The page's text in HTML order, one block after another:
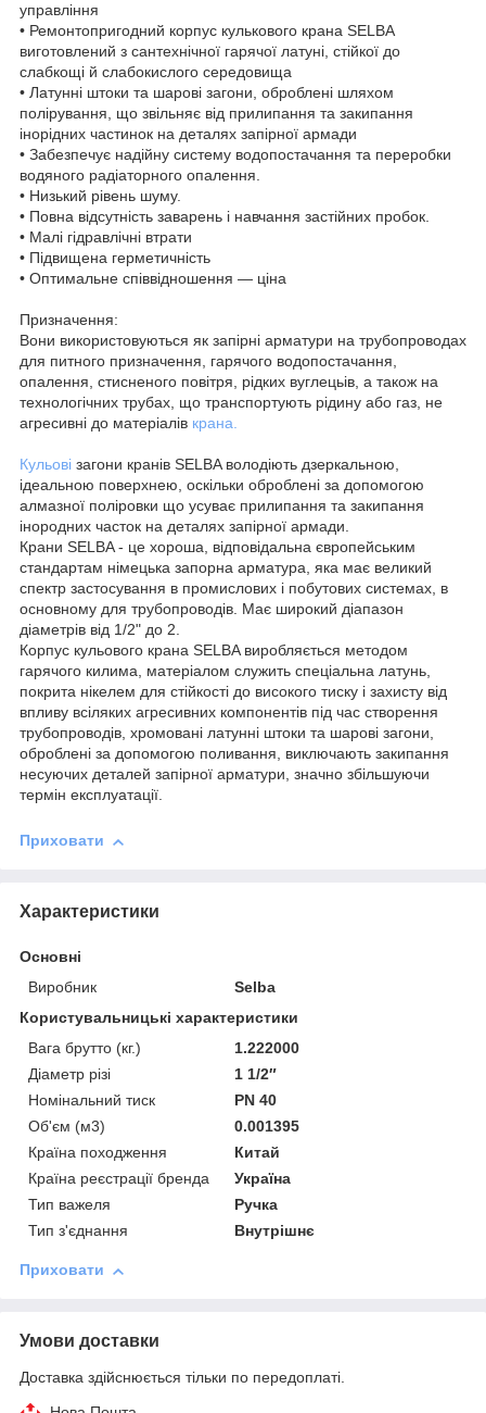
управління
• Ремонтопригодний корпус кулькового крана SELBA
виготовлений з сантехнічної гарячої латуні, стійкої до
слабкощі й слабокислого середовища
• Латунні штоки та шарові загони, оброблені шляхом
полірування, що звільняє від прилипання та закипання
інорідних частинок на деталях запірної армади
• Забезпечує надійну систему водопостачання та переробки
водяного радіаторного опалення.
• Низький рівень шуму.
• Повна відсутність заварень і навчання застійних пробок.
• Малі гідравлічні втрати
• Підвищена герметичність
• Оптимальне співвідношення — ціна
Призначення:
Вони використовуються як запірні арматури на трубопроводах
для питного призначення, гарячого водопостачання,
опалення, стисненого повітря, рідких вуглецьів, а також на
технологічних трубах, що транспортують рідину або газ, не
агресивні до матеріалів крана.
Кульові загони кранів SELBA володіють дзеркальною,
ідеальною поверхнею, оскільки оброблені за допомогою
алмазної поліровки що усуває прилипання та закипання
інородних часток на деталях запірної армади.
Крани SELBA - це хороша, відповідальна європейським
стандартам німецька запорна арматура, яка має великий
спектр застосування в промислових і побутових системах, в
основному для трубопроводів. Має широкий діапазон
діаметрів від 1/2" до 2.
Корпус кульового крана SELBA виробляється методом
гарячого килима, матеріалом служить спеціальна латунь,
покрита нікелем для стійкості до високого тиску і захисту від
впливу всіляких агресивних компонентів під час створення
трубопроводів, хромовані латунні штоки та шарові загони,
оброблені за допомогою поливання, виключають закипання
несуючих деталей запірної арматури, значно збільшуючи
термін експлуатації.
Приховати
Характеристики
Основні
Виробник
Selba
Користувальницькі характеристики
Вага брутто (кг.)
1.222000
Діаметр різі
1 1/2″
Номінальний тиск
PN 40
Об'єм (м3)
0.001395
Країна походження
Китай
Країна реєстрації бренда
Україна
Тип важеля
Ручка
Тип з'єднання
Внутрішнє
Приховати
Умови доставки
Доставка здійснюється тільки по передоплаті.